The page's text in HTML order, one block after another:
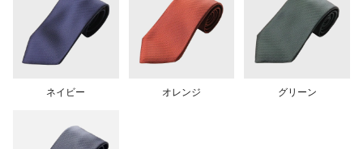
ネイビー オレンジ グリーン